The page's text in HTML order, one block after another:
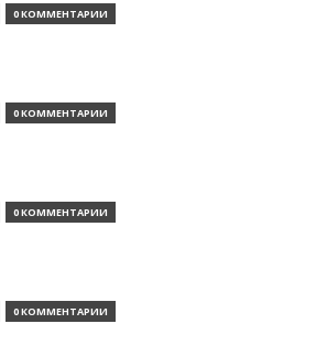
0 КОММЕНТАРИИ
0 КОММЕНТАРИИ
0 КОММЕНТАРИИ
0 КОММЕНТАРИИ